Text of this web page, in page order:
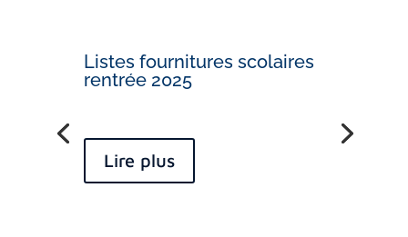
Listes fournitures scolaires
rentrée 2025
Lire plus